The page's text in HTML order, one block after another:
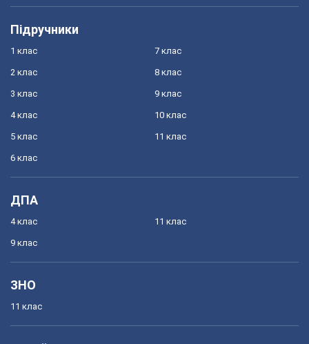
Підручники
1 клас
2 клас
3 клас
4 клас
5 клас
6 клас
7 клас
8 клас
9 клас
10 клас
11 клас
ДПА
4 клас
9 клас
11 клас
ЗНО
11 клас